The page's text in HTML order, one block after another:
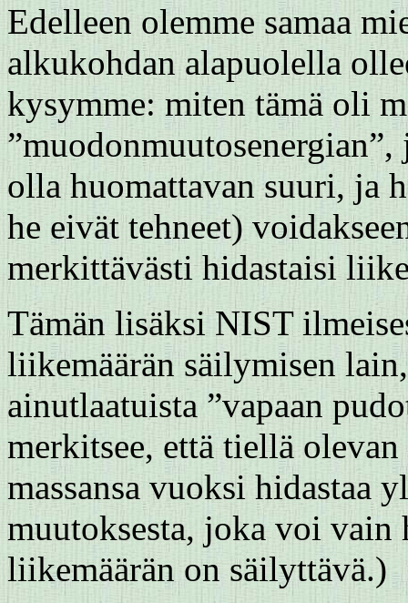
Edelleen olemme samaa
alkukohdan alapuolella
kysymme: miten tämä oli
olla huomattavan suuri, ja
he eivät tehneet)
merkittävästi hidastaisi
Tämän lisäksi NIST
liikemäärän säilymisen
ainutlaatuista ”vapaan
merkitsee, että tiellä
massansa vuoksi hidastaa
muutoksesta, joka voi vain
liikemäärän on säilyttävä.)